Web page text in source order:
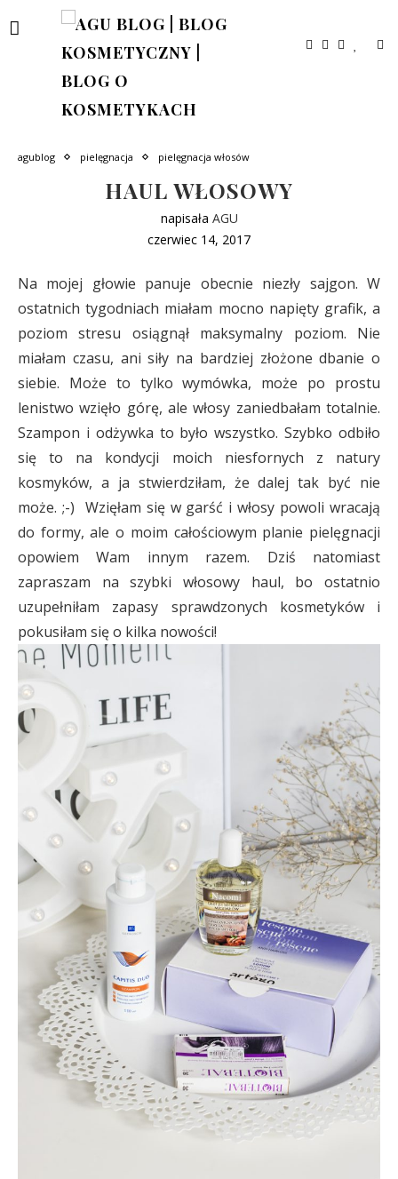
agublog pielęgnacja pielęgnacja włosów
HAUL WŁOSOWY
napisała AGU
czerwiec 14, 2017
Na mojej głowie panuje obecnie niezły sajgon. W
ostatnich tygodniach miałam mocno napięty grafik, a
poziom stresu osiągnął maksymalny poziom. Nie
miałam czasu, ani siły na bardziej złożone dbanie o
siebie. Może to tylko wymówka, może po prostu
lenistwo wzięło górę, ale włosy zaniedbałam totalnie.
Szampon i odżywka to było wszystko. Szybko odbiło
się to na kondycji moich niesfornych z natury
kosmyków, a ja stwierdziłam, że dalej tak być nie
może. ;-) Wzięłam się w garść i włosy powoli wracają
do formy, ale o moim całościowym planie pielęgnacji
opowiem Wam innym razem. Dziś natomiast
zapraszam na szybki włosowy haul, bo ostatnio
uzupełniłam zapasy sprawdzonych kosmetyków i
pokusiłam się o kilka nowości!